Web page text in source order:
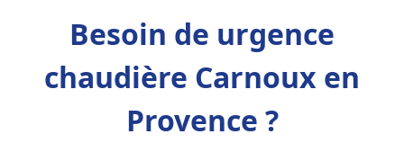
Besoin de urgence
chaudière Carnoux en
Provence ?